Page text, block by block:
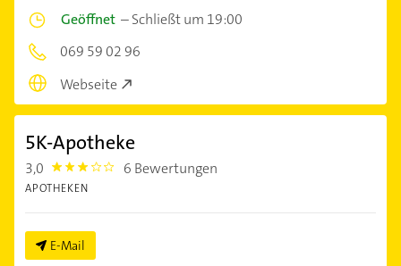
Geöffnet –Schließt um 19:00
069 59 02 96
Webseite
5K-Apotheke
3,0 3.0 6 Bewertungen
APOTHEKEN
E-Mail